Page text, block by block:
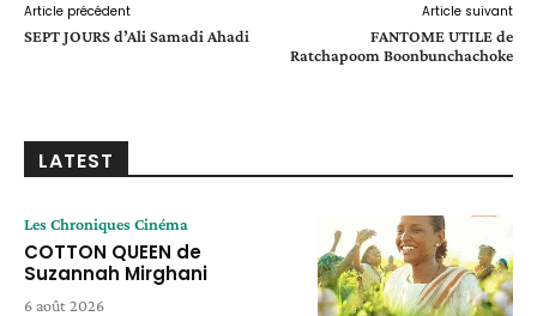
Article précédent
SEPT JOURS d’Ali Samadi Ahadi
Article suivant
FANTOME UTILE de
Ratchapoom Boonbunchachoke
LATEST
Les Chroniques Cinéma
COTTON QUEEN de
Suzannah Mirghani
6 août 2026